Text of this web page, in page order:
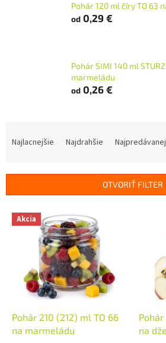
Pohár 120 ml číry TO 63
od 0,29 €
Pohár SIMI 140 ml
marmeládu
od 0,26 €
i
Najlacnejšie Najdrahšie
OTVORIŤ FILTER
V Akcia
Pohár 210 (212) ml TO 66
na marmeládu
Pohár
na